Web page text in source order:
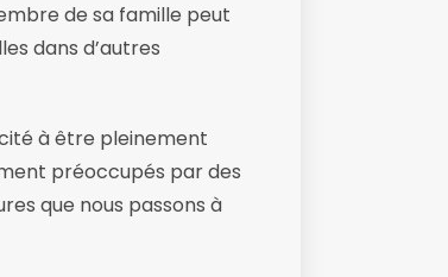
de sa famille peut
dans d’autres
à être pleinement
préoccupés par des
que nous passons à